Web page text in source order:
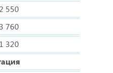
2 550
3 760
1 320